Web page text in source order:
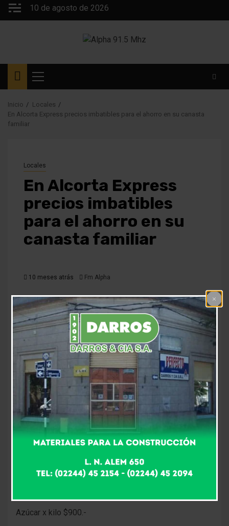
Saltar
10 de agosto de 2026
Menú
principal
Inicio
Locales
En Alcorta Express precios imbatibles para el ahorro en su canasta
familiar
Locales
En Alcorta Express
precios imbatibles
para el ahorro en su
canasta familiar
10 meses atrás Fm Alpha
En Alcorta Express precios imbatibles para el ahorro
en su canasta familiar. Mirá las ofertas.
Azúcar x kilo $900.-